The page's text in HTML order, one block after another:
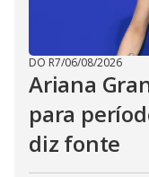
DO R7/06/08/2026
Ariana
para
diz fonte